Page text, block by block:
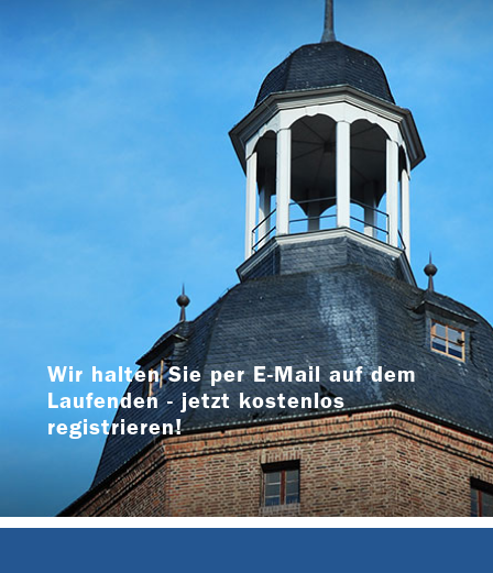
Wir halten Sie per E-Mail auf dem
Laufenden - jetzt kostenlos
registrieren!